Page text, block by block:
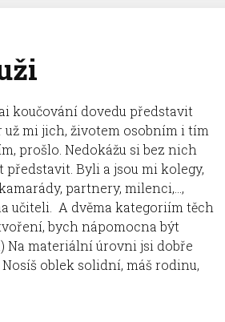
koučování dovedu představit
už mi jich, životem osobním i tím
prošlo. Nedokážu si bez nich
představit. Byli a jsou mi kolegy,
partnery, milenci,…,
učiteli. A dvěma kategoriím těch
bych nápomocna být
Na materiální úrovni jsi dobře
oblek solidní, máš rodinu,